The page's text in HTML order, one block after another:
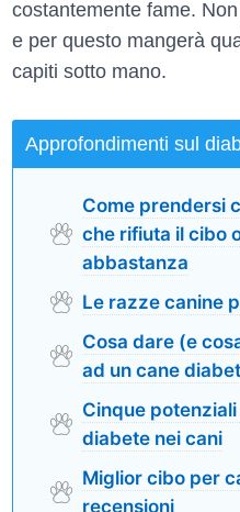
costantemente fame.
e per questo mangerà
capiti sotto mano.
Approfondimenti sul
Come prendersi
che rifiuta il cibo
abbastanza
Le razze canine
Cosa dare (e
ad un cane
Cinque
diabete nei cani
Miglior cibo per
recensioni